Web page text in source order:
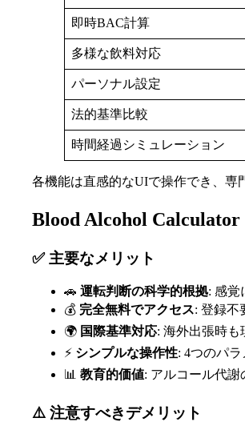
即時BAC計算
多様な飲料対応
パーソナル設定
法的基準比較
時間経過シミュレーション
各機能は直感的なUIで操作でき、専
Blood Alcohol
✅ 主要なメリット
🚗 運転判断の科学的根拠: 感覚
💰 完全無料でアクセス: 登録不
🌍 国際基準対応: 海外出張時も
⚡ シンプルな操作性: 4つのパ
📊 教育的価値: アルコール代謝
⚠️ 注意すべきデメリット